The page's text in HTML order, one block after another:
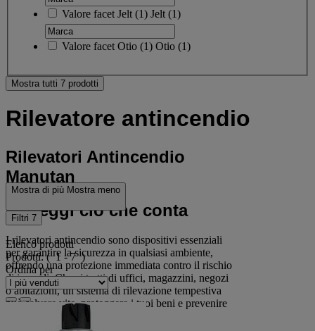
Valore facet Jelt (1) Jelt (1)
Valore facet Otio (1) Otio (1)
Mostra tutti 7 prodotti
Rilevatore antincendio
Rilevatori Antincendio
Manutan
Proteggi ciò che conta
I rilevatori antincendio sono dispositivi essenziali
per garantire la sicurezza in qualsiasi ambiente,
offrendo una protezione immediata contro il rischio
di incendi. Che si tratti di uffici, magazzini, negozi
o abitazioni, un sistema di rilevazione tempestiva
può salvare vite, proteggere i tuoi beni e prevenire
danni significativi.
Mostra di più Mostra meno
Filtri 7
Elenco prodotti
Prodotti:( 1 - 7 )
Ordina per